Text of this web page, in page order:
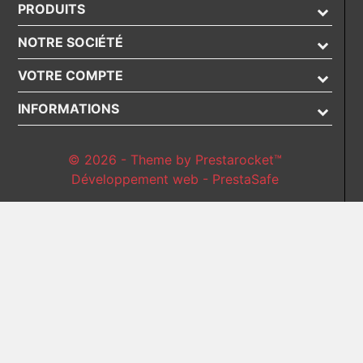
PRODUITS
NOTRE SOCIÉTÉ
VOTRE COMPTE
INFORMATIONS
© 2026 - Theme by Prestarocket™
Développement web - PrestaSafe